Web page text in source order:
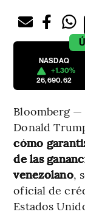
NASDAQ
+1.30%
26,690.62
Bloomberg
Donald
cómo
de las
venezolano,
oficial de
Estados